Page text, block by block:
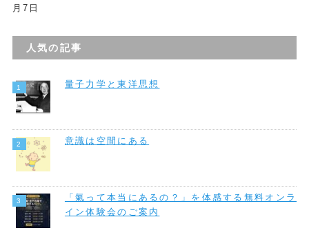
月7日
人気の記事
量子力学と東洋思想
意識は空間にある
「氣って本当にあるの？」を体感する無料オンラ
イン体験会のご案内